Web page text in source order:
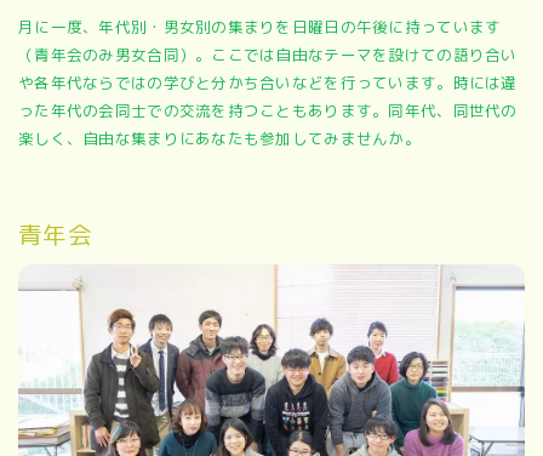
月に一度、年代別・男女別の集まりを日曜日の午後に持っています
（青年会のみ男女合同）。ここでは自由なテーマを設けての語り合い
や各年代ならではの学びと分かち合いなどを行っています。時には違
った年代の会同士での交流を持つこともあります。同年代、同世代の
楽しく、自由な集まりにあなたも参加してみませんか。
青年会